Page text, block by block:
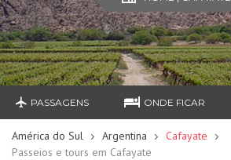
PASSAGENS ONDE FICAR
América do Sul Argentina
Cafayate
Passeios e tours em Cafayate